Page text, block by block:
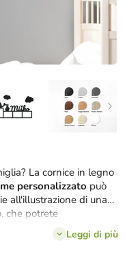
La cornice in legno
personalizzato può
all'illustrazione di una
che potrete
il lettino.In questo
del vostro piccolo
Leggi di più